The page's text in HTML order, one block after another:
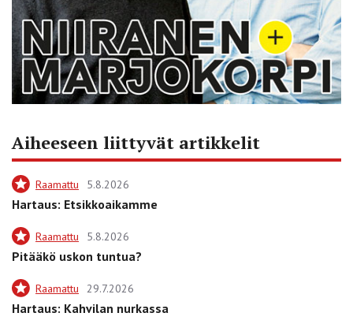
Aiheeseen liittyvät artikkelit
Raamattu 5.8.2026
Hartaus: Etsikkoaikamme
Raamattu 5.8.2026
Pitääkö uskon tuntua?
Raamattu 29.7.2026
Hartaus: Kahvilan nurkassa